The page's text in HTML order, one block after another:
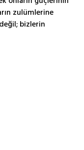
zulümlerine
bizlerin